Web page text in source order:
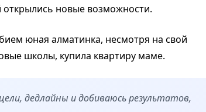
новые возможности.
юная алматинка, несмотря на свой
школы, купила квартиру маме.
дедлайны и добиваюсь результатов,